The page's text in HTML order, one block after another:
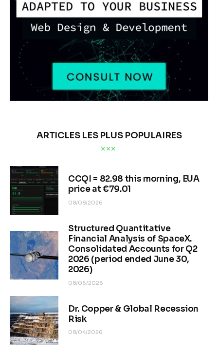
ARTICLES LES PLUS POPULAIRES
CCQI = 82.98 this morning, EUA
price at €79.01
08/08/2026
Structured Quantitative
Financial Analysis of SpaceX.
Consolidated Accounts for Q2
2026 (period ended June 30,
2026)
08/06/2026
Dr. Copper & Global Recession
Risk
08/04/2026